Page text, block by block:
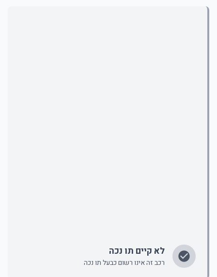
לא קיים תו נכה
רכב זה אינו רשום כבעל תו נכה